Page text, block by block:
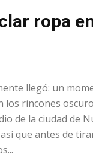
ropa
llegó: un
los rincones
de la ciudad de
que antes de